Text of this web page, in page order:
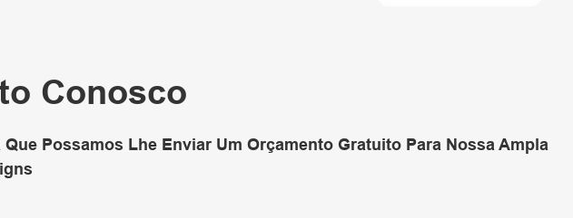
Conosco
Possamos Lhe Enviar Um Orçamento Gratuito Para Nossa Ampla